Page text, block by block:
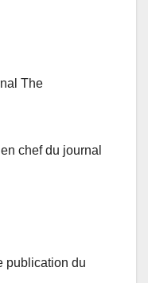
The
chef du journal
publication du